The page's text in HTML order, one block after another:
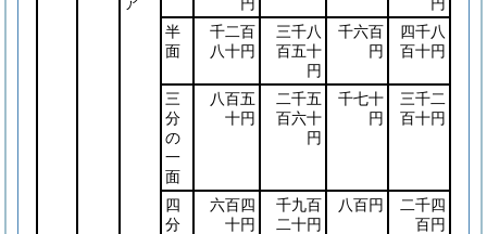
半
面
千二百
八十円
三千八
百五十
円
千六百
円
四千八
百十円
三
分
の
一
面
八百五
十円
二千五
百六十
円
千七十
円
三千二
百十円
四
分
六百四
十円
千九百
二十円
八百円
二千四
百円